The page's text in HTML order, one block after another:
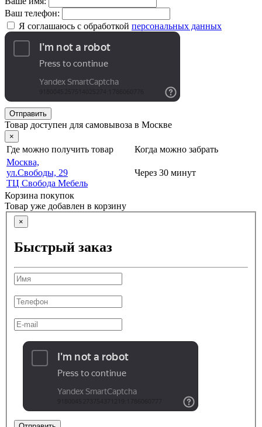
Ваш телефон:
Я соглашаюсь с обработкой персональных данных
Отправить
Товар доступен для самовывоза в Москве
×
Где можно получить товар
Когда можно забрать
Москва,
ул.Свободы, 29
ТЦ Свобода Мебель
Через 30 минут
Корзина покупок
Товар уже добавлен в корзину
×
Быстрый заказ